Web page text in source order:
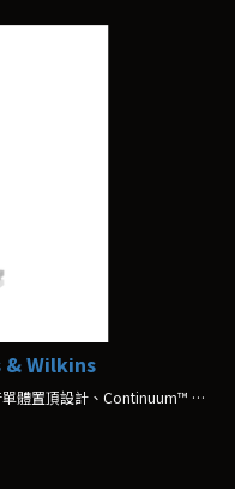
& Wilkins
全新703 S3擁有包含首次採用頂級規格高音單體置頂設計、Continuum™ FST音盆、革命性仿生音圈懸掛系統與雙Aerofoil™翼形低音音盆，讓表現更上一層樓。